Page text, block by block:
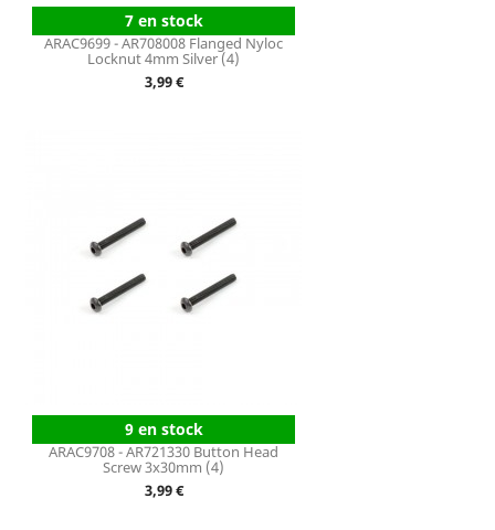
7 en stock
ARAC9699 - AR708008 Flanged Nyloc
Locknut 4mm Silver (4)
Prix
3,99 €
9 en stock
ARAC9708 - AR721330 Button Head
Screw 3x30mm (4)
Prix
3,99 €